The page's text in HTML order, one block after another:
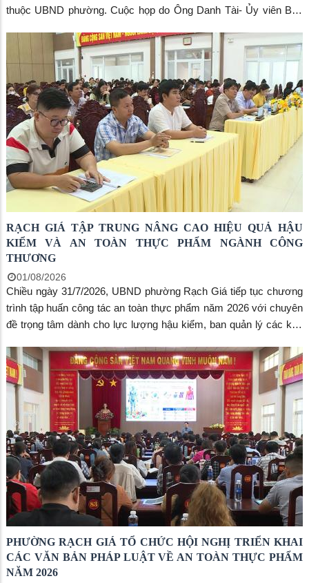
thuộc UBND phường. Cuộc họp do Ông Danh Tài- Ủy viên Ban
phường Rạch Giá và bà Nguyễn Thị Hồng Linh, Phó Chủ tịch
UBND phường cùng chủ trì với sự tham dự của đại diện các cơ
quan chuyên môn và hiệu trưởng các trường mầm non, tiểu học,
trung học cơ sở công lập trên địa bàn.
RẠCH GIÁ TẬP TRUNG NÂNG CAO HIỆU QUẢ HẬU
KIỂM VÀ AN TOÀN THỰC PHẨM NGÀNH CÔNG
THƯƠNG
01/08/2026
Chiều ngày 31/7/2026, UBND phường Rạch Giá tiếp tục chương
trình tập huấn công tác an toàn thực phẩm năm 2026 với chuyên
đề trọng tâm dành cho lực lượng hậu kiểm, ban quản lý các khu
Công thương quản lý. Hội nghị diễn ra tại Hội trường A Đảng ủy
phường nhằm đáp ứng yêu cầu chuẩn hóa quy trình hoạt động và
siết chặt kỷ cương pháp luật trong lĩnh vực kinh doanh, chế biến
thực phẩm.
PHƯỜNG RẠCH GIÁ TỔ CHỨC HỘI NGHỊ TRIỂN KHAI
CÁC VĂN BẢN PHÁP LUẬT VỀ AN TOÀN THỰC PHẨM
NĂM 2026